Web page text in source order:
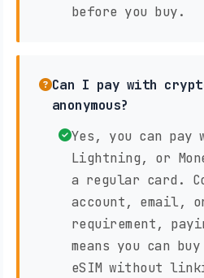
before you buy.
Can I pay with
anonymous?
Yes, you can
Lightning, or
a regular card.
account, email, or
requirement,
means you can
eSIM without